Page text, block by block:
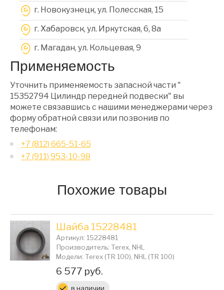
г. Новокузнецк, ул. Полесская, 15
г. Хабаровск, ул. Иркутская, 6, 8a
г. Магадан, ул. Кольцевая, 9
Применяемость
Уточнить применяемость запасной части "
15352794 Цилиндр передней подвески" вы
можете связавшись с нашими менеджерами через
форму обратной связи или позвонив по
телефонам:
+7 (812) 665-51-65
+7 (911) 953-10-98
Похожие товары
Шайба 15228481
Артикул: 15228481
Производитель: Terex, NHL
Модели: Terex (TR 100), NHL (TR 100)
Цена:
6 577 руб.
в наличии